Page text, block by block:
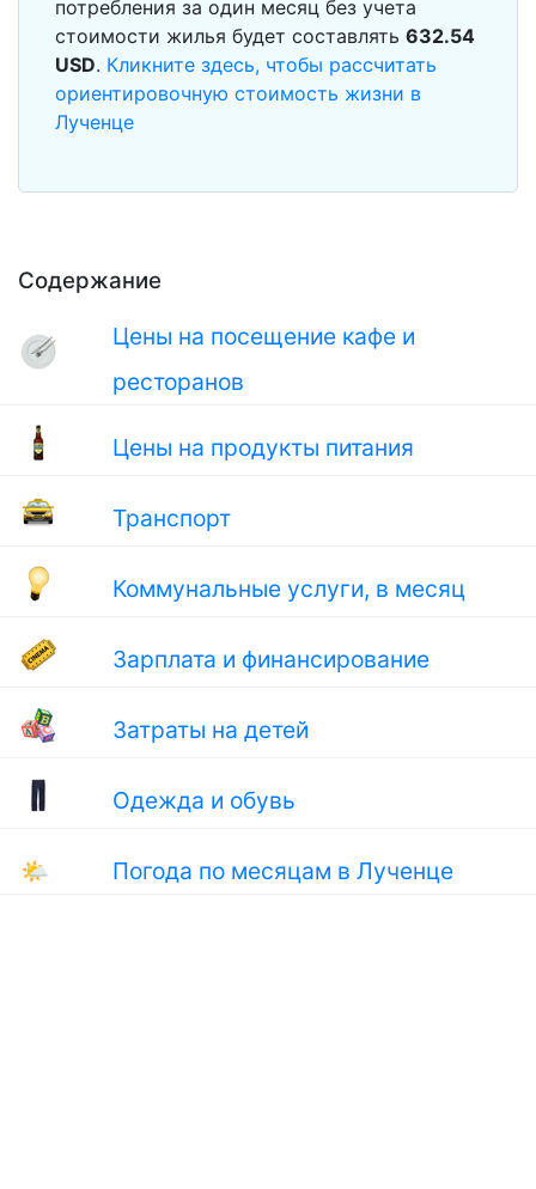
Содержание
Цены на посещение кафе и
ресторанов
Цены на продукты питания
Транспорт
Коммунальные услуги, в месяц
Зарплата и финансирование
Затраты на детей
Одежда и обувь
🌤 Погода по месяцам в Лученце
потребления за один месяц без учета
стоимости жилья будет составлять 632.54
USD. Кликните здесь, чтобы рассчитать
ориентировочную стоимость жизни в
Лученце